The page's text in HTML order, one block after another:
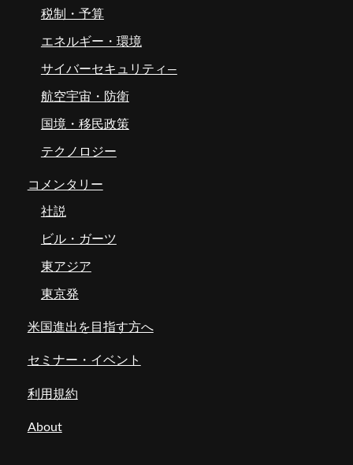
税制・予算
エネルギー・環境
サイバーセキュリティ―
航空宇宙・防衛
国境・移民政策
テクノロジー
コメンタリー
社説
ビル・ガーツ
東アジア
東京発
米国進出を目指す方へ
セミナー・イベント
利用規約
About